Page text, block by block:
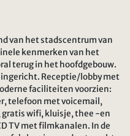
van het stadscentrum van
kenmerken van het
terug in het hoofdgebouw.
Receptie/lobby met
faciliteiten voorzien:
telefoon met voicemail,
wifi, kluisje, thee -en
TV met filmkanalen. In de